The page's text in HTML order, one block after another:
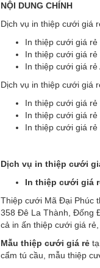
NỘI DUNG CHÍNH
Dịch vụ in thiệp cưới giá
In thiệp cưới giá
In thiệp cưới giá
In thiệp cưới giá rẻ
Dịch vụ in thiệp cưới giá
In thiệp cưới giá rẻ
In thiệp cưới giá rẻ
In thiệp cưới giá rẻ
Dịch vụ in thiệp cưới
In thiệp cưới giá
Thiệp cưới Mã Đại Phúc
358 Đê La Thành, Đống
cả in ấn thiệp cưới giá
Mẫu thiệp cưới giá rẻ
cẩm tú cầu, mẫu thiệp